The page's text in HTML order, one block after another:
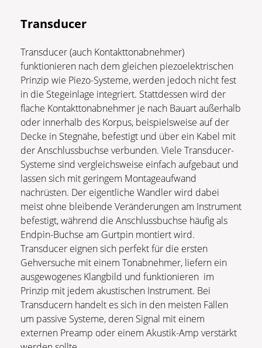
Transducer
Transducer (auch Kontakttonabnehmer)
funktionieren nach dem gleichen piezoelektrischen
Prinzip wie Piezo-Systeme, werden jedoch nicht fest
in die Stegeinlage integriert. Stattdessen wird der
flache Kontakttonabnehmer je nach Bauart außerhalb
oder innerhalb des Korpus, beispielsweise auf der
Decke in Stegnähe, befestigt und über ein Kabel mit
der Anschlussbuchse verbunden. Viele Transducer-
Systeme sind vergleichsweise einfach aufgebaut und
lassen sich mit geringem Montageaufwand
nachrüsten. Der eigentliche Wandler wird dabei
meist ohne bleibende Veränderungen am Instrument
befestigt, während die Anschlussbuchse häufig als
Endpin-Buchse am Gurtpin montiert wird.
Transducer eignen sich perfekt für die ersten
Gehversuche mit einem Tonabnehmer, liefern ein
ausgewogenes Klangbild und funktionieren im
Prinzip mit jedem akustischen Instrument. Bei
Transducern handelt es sich in den meisten Fällen
um passive Systeme, deren Signal mit einem
externen Preamp oder einem Akustik-Amp verstärkt